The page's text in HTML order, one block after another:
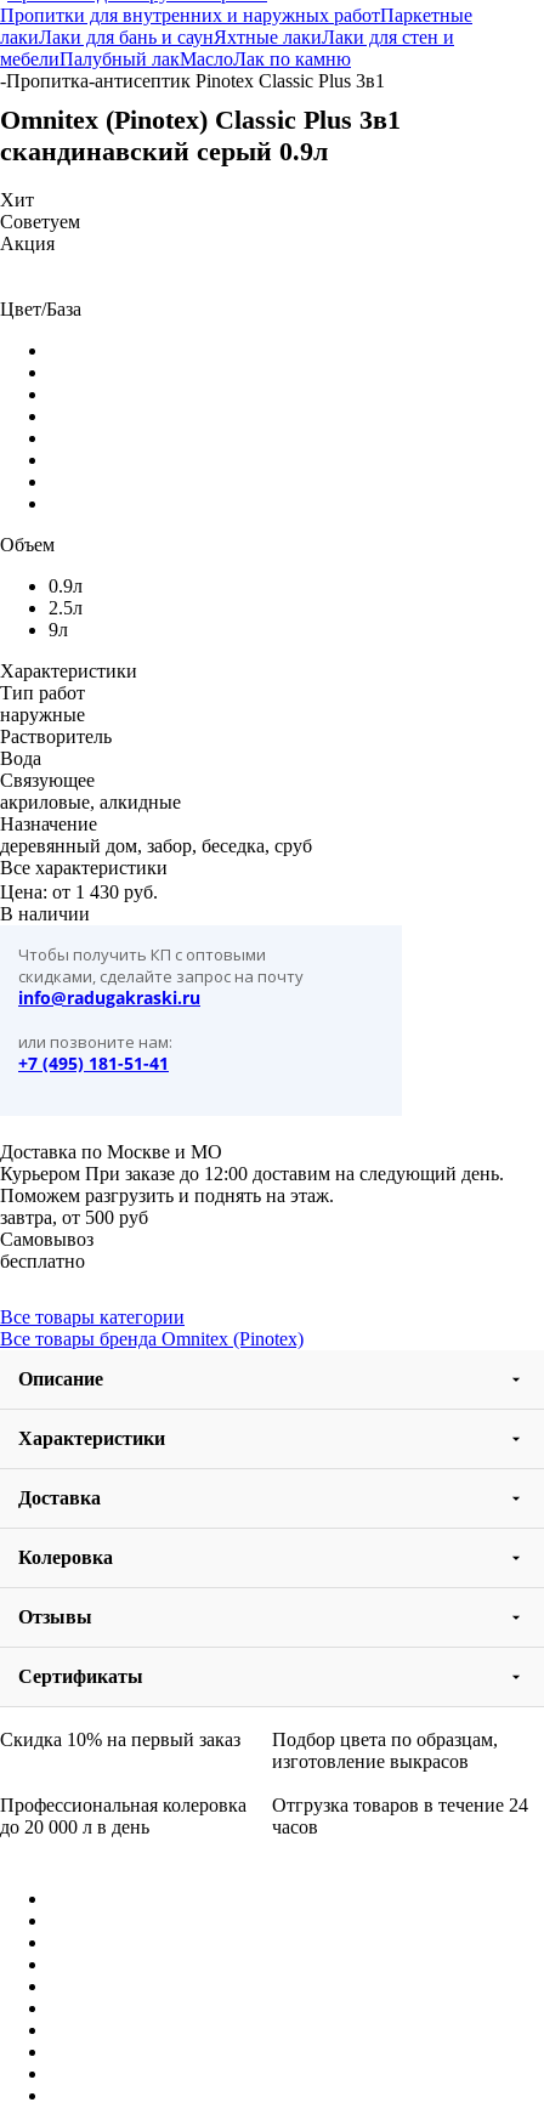
Пропитки для внутренних и наружных работПаркетные
лакиЛаки для бань и саунЯхтные лакиЛаки для стен и
мебелиПалубный лакМаслоЛак по камню
-Пропитка-антисептик Pinotex Classic Plus 3в1
Omnitex (Pinotex) Classic Plus 3в1
скандинавский серый 0.9л
Хит
Советуем
Акция
Цвет/База
Объем
0.9л
2.5л
9л
Характеристики
Тип работ
наружные
Растворитель
Вода
Связующее
акриловые, алкидные
Назначение
деревянный дом, забор, беседка, сруб
Все характеристики
Цена: от 1 430 руб.
В наличии
Чтобы получить КП с оптовыми
скидками, сделайте запрос на почту
info@radugakraski.ru
или позвоните нам:
+7 (495) 181-51-41
Доставка по Москве и МО
Курьером При заказе до 12:00 доставим на следующий день.
Поможем разгрузить и поднять на этаж.
завтра, от 500 руб
Самовывоз
бесплатно
Все товары категории
Все товары бренда Omnitex (Pinotex)
Описание
Характеристики
Доставка
Колеровка
Отзывы
Сертификаты
Скидка 10% на первый заказ
Подбор цвета по образцам,
изготовление выкрасов
Профессиональная колеровка
до 20 000 л в день
Отгрузка товаров в течение 24
часов